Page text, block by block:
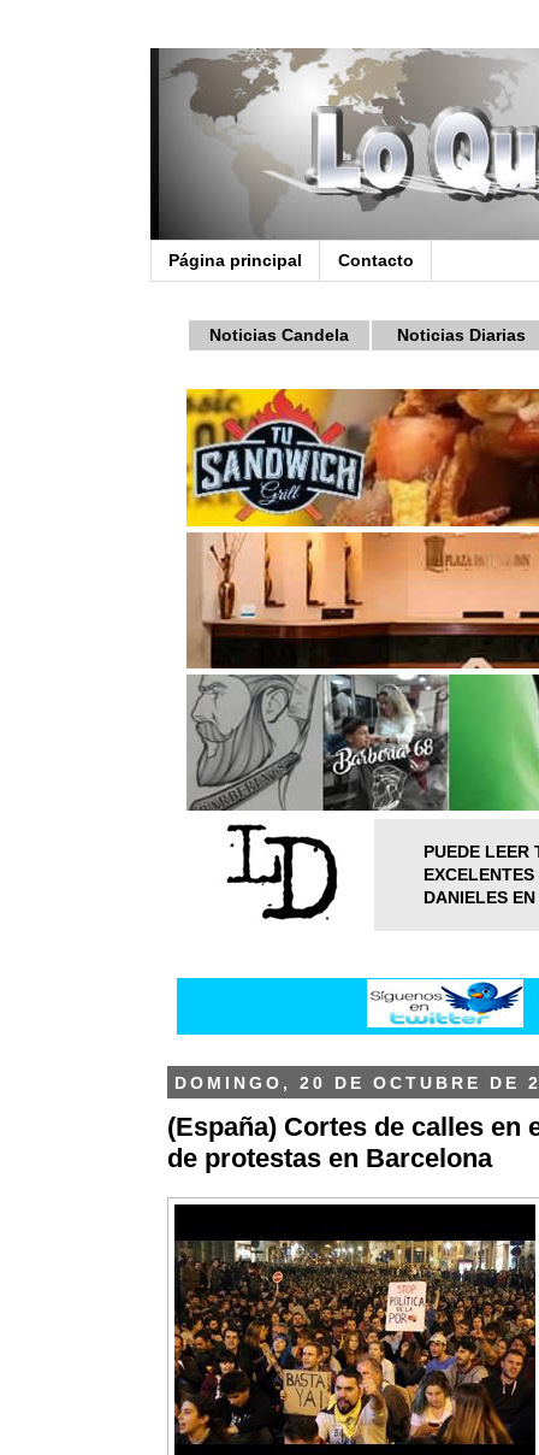
Página principal Contacto
Noticias Candela Noticias Diarias
PUEDE LEER
DANIELES
DOMINGO, 20 DE OCTUBRE DE
(España) Cortes de calles en
de protestas en Barcelona